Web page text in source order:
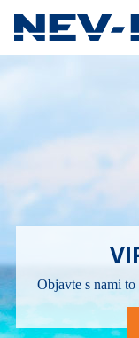
Objavte s nami